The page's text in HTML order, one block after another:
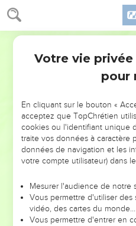
Marc 8
31 Alors il commença à leur
de l'homme souffrît
anciens, par les principaux
qu'il fût mis à mort, et qu'il
Et il tenait ces discours tout
Mais Jésus se tournant et
Pierre et lui dit : Arrière de
sont pas aux choses de Dieu,
Et appelant le peuple avec
qu'il se charge de sa croix, et
Car quiconque voudra
quiconque perdra sa vie à
Votre vie
pour
En cliquant sur le bouton «
acceptez que TopChrétien
cookies ou l'identifiant unique
traite vos données à caractère
données de navigation et les
votre compte utilisateur) dans
Mesurer l'audience de notre
Vous permettre d'utiliser
vidéo, des cartes du monde…
Vous permettre d'entrer en